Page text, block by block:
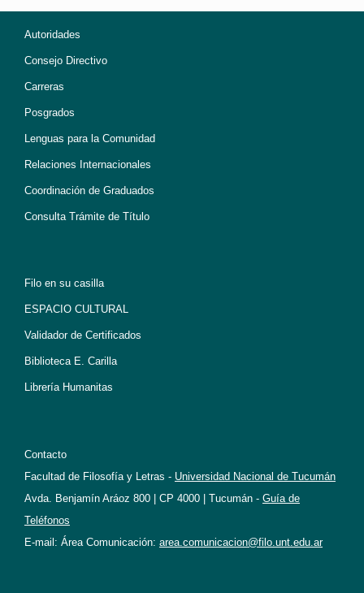
Autoridades
Consejo Directivo
Carreras
Posgrados
Lenguas para la Comunidad
Relaciones Internacionales
Coordinación de Graduados
Consulta Trámite de Título
Filo en su casilla
ESPACIO CULTURAL
Validador de Certificados
Biblioteca E. Carilla
Librería Humanitas
Contacto
Facultad de Filosofía y Letras - Universidad Nacional de Tucumán
Avda. Benjamín Aráoz 800 | CP 4000 | Tucumán - Guía de
Teléfonos
E-mail: Área Comunicación: area.comunicacion@filo.unt.edu.ar